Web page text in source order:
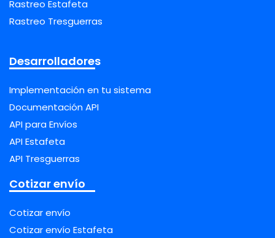
Rastreo Estafeta
Rastreo Tresguerras
Desarrolladores
Implementación en tu sistema
Documentación API
API para Envíos
API Estafeta
API Tresguerras
Cotizar envío
Cotizar envío
Cotizar envío Estafeta